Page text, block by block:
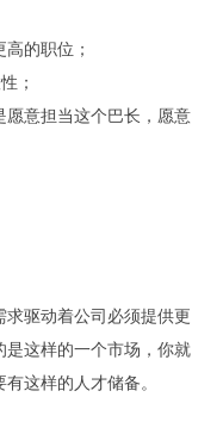
的职位；
；
意担当这个巴长，愿意
驱动着公司必须提供更
是这样的一个市场，你就
这样的人才储备。